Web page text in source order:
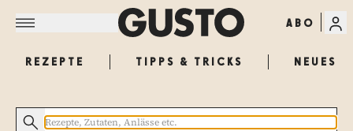
ABO
REZEPTE TIPPS & TRICKS NEUES